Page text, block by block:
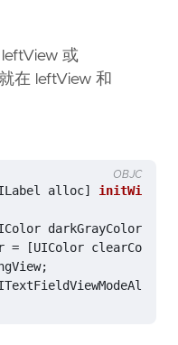
或
在 leftView 和
alloc]
darkGrayColor
= [UIColor clearColor
;
OBJC